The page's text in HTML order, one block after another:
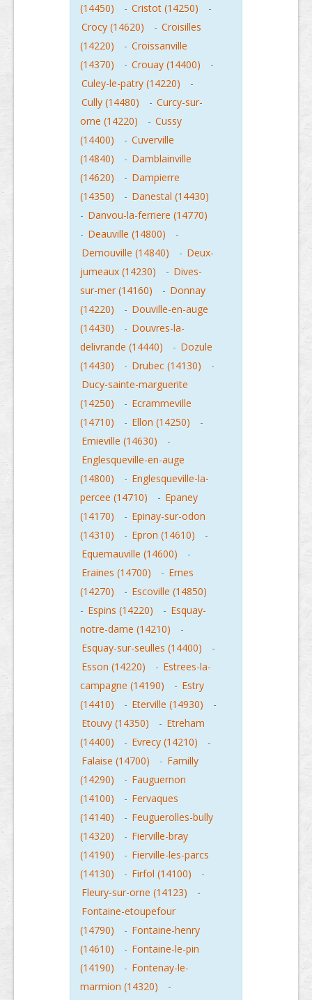
(14450)
- Cristot (14250)
-
Crocy (14620)
- Croisilles
(14220)
- Croissanville
(14370)
- Crouay (14400)
-
Culey-le-patry (14220)
-
Cully (14480)
- Curcy-sur-
orne (14220)
- Cussy
(14400)
- Cuverville
(14840)
- Damblainville
(14620)
- Dampierre
(14350)
- Danestal (14430)
- Danvou-la-ferriere (14770)
- Deauville (14800)
-
Demouville (14840)
- Deux-
jumeaux (14230)
- Dives-
sur-mer (14160)
- Donnay
(14220)
- Douville-en-auge
(14430)
- Douvres-la-
delivrande (14440)
- Dozule
(14430)
- Drubec (14130)
-
Ducy-sainte-marguerite
(14250)
- Ecrammeville
(14710)
- Ellon (14250)
-
Emieville (14630)
-
Englesqueville-en-auge
(14800)
- Englesqueville-la-
percee (14710)
- Epaney
(14170)
- Epinay-sur-odon
(14310)
- Epron (14610)
-
Equemauville (14600)
-
Eraines (14700)
- Ernes
(14270)
- Escoville (14850)
- Espins (14220) - Esquay-
notre-dame (14210)
-
Esquay-sur-seulles (14400)
-
Esson (14220)
- Estrees-la-
campagne (14190)
- Estry
(14410)
- Eterville (14930)
-
Etouvy (14350)
- Etreham
(14400)
- Evrecy (14210)
-
Falaise (14700)
- Familly
(14290)
- Fauguernon
(14100)
- Fervaques
(14140)
- Feuguerolles-bully
(14320)
- Fierville-bray
(14190)
- Fierville-les-parcs
(14130)
- Firfol (14100)
-
Fleury-sur-orne (14123)
-
Fontaine-etoupefour
(14790)
- Fontaine-henry
(14610)
- Fontaine-le-pin
(14190)
- Fontenay-le-
marmion (14320)
-